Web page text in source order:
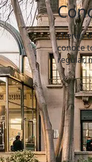
¿Tienes
conoce
regular,